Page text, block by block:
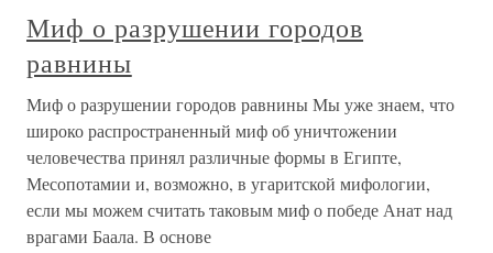
Миф о разрушении городов
равнины
Миф о разрушении городов равнины Мы уже знаем, что
широко распространенный миф об уничтожении
человечества принял различные формы в Египте,
Месопотамии и, возможно, в угаритской мифологии,
если мы можем считать таковым миф о победе Анат над
врагами Баала. В основе